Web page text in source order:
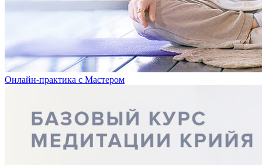
Онлайн-практика с Мастером